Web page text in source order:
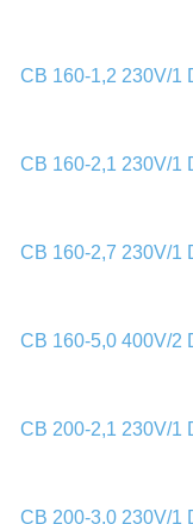
CB 160-1,2 230V/1
CB 160-2,1 230V/1
CB 160-2,7 230V/1
CB 160-5,0 400V/2
CB 200-2,1 230V/1
CB 200-3,0 230V/1